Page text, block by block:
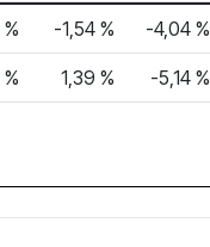
-1,54 % -4,04 %
1,39 % -5,14 %